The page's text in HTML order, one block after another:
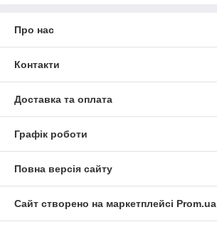
Про нас
Контакти
Доставка та оплата
Графік роботи
Повна версія сайту
Сайт створено на маркетплейсі Prom.ua